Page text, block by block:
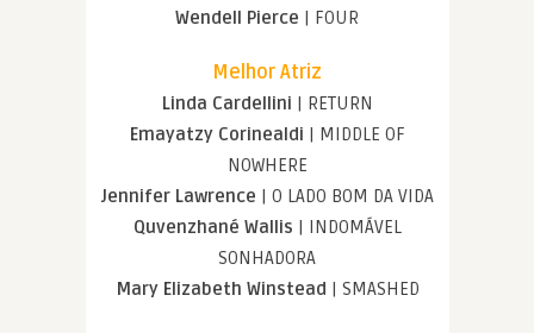
Wendell Pierce | FOUR
Melhor Atriz
Linda Cardellini | RETURN
Emayatzy Corinealdi | MIDDLE OF
NOWHERE
Jennifer Lawrence | O LADO BOM DA VIDA
Quvenzhané Wallis | INDOMÁVEL
SONHADORA
Mary Elizabeth Winstead | SMASHED